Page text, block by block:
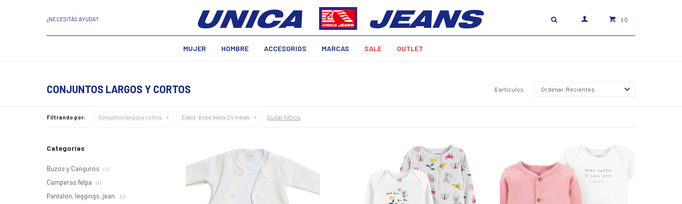
MUJER HOMBRE ACCESORIOS MARCAS SALE OUTLET
$ 0
¿NECESITÁS AYUDA?
CONJUNTOS LARGOS Y CORTOS 6 artículos Recientes
Filtrando por: Conjuntos largos y cortos Edad: Beba hasta 24 meses Quitar filtros
Categorías
Buzos y Canguros (1)
Camperas felpa (1)
Pantalon, leggings, jean. (1)